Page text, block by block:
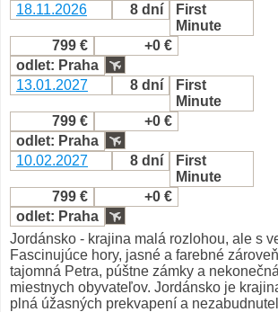
18.11.2026
8 dní
First
Minute
799 €
+0 €
odlet: Praha
13.01.2027
8 dní
First
Minute
799 €
+0 €
odlet: Praha
10.02.2027
8 dní
First
Minute
799 €
+0 €
odlet: Praha
Jordánsko - krajina malá rozlohou, ale s
Fascinujúce hory, jasné a farebné
tajomná Petra, púštne zámky a
miestnych obyvateľov. Jordánsko je
plná úžasných prekvapení a